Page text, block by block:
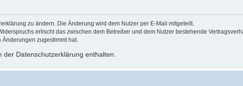
zu ändern. Die Änderung wird dem Nutzer per E-Mail mitgeteilt.
erlischt das zwischen dem Betreiber und dem Nutzer bestehende
zugestimmt hat.
Datenschutzerklärung enthalten.